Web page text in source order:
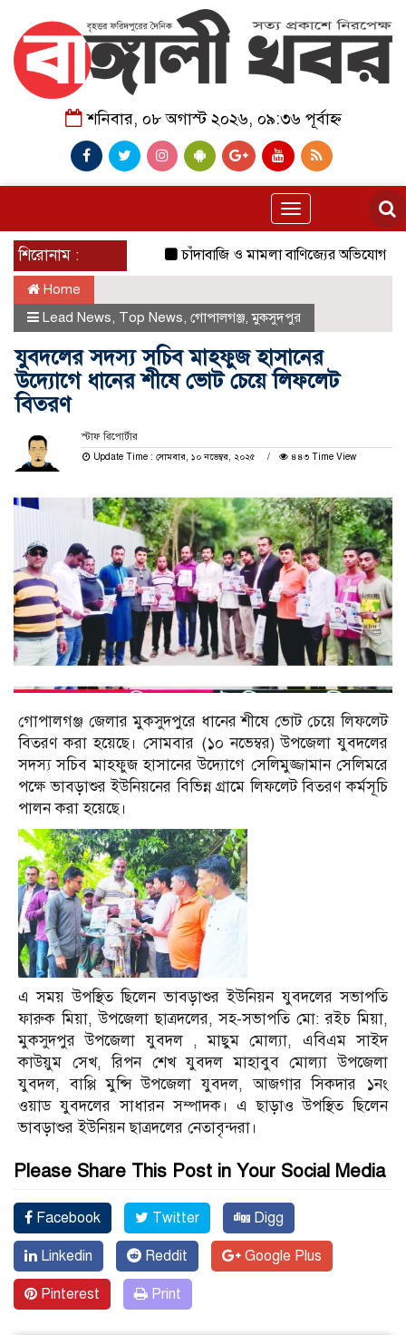
শনিবার, ০৮ অগাস্ট ২০২৬, ০৯:৩৬ পূর্বাহ্ন
Toggle
navigation
শিরোনাম : চাঁদাবাজি ও মামলা বাণিজ্যের অভিযোগ
Home
Lead News, Top News, গোপালগঞ্জ,মুকসুদপুর
যুবদলের সদস্য সচিব মাহফুজ হাসানের
উদ্যোগে ধানের শীষে ভোট চেয়ে লিফলেট
বিতরণ
স্টাফ রিপোর্টার
Update Time : সোমবার, ১০ নভেম্বর, ২০২৫
৪৪৩ Time View
গোপালগঞ্জ জেলার মুকসুদপুরে ধানের শীষে ভোট চেয়ে লিফলেট
বিতরণ করা হয়েছে। সোমবার (১০ নভেম্বর) উপজেলা যুবদলের
সদস্য সচিব মাহফুজ হাসানের উদ্যোগে সেলিমুজ্জামান সেলিমরে
পক্ষে ভাবড়াশুর ইউনিয়নের বিভিন্ন গ্রামে লিফলেট বিতরণ কর্মসূচি
পালন করা হয়েছে।
এ সময় উপস্থিত ছিলেন ভাবড়াশুর ইউনিয়ন যুবদলের সভাপতি
ফারুক মিয়া, উপজেলা ছাত্রদলের, সহ-সভাপতি মো: রইচ মিয়া,
মুকসুদপুর উপজেলা যুবদল , মাছুম মোল্যা, এবিএম সাইদ
কাউয়ুম সেখ, রিপন শেখ যুবদল মাহাবুব মোল্যা উপজেলা
যুবদল, বাপ্পি মুন্সি উপজেলা যুবদল, আজগার সিকদার ১নং
ওয়াড যুবদলের সাধারন সম্পাদক। এ ছাড়াও উপস্থিত ছিলেন
ভাবড়াশুর ইউনিয়ন ছাত্রদলের নেতাবৃন্দরা।
Please Share This Post in Your Social Media
Facebook Twitter Digg
Linkedin Reddit Google Plus
Pinterest Print